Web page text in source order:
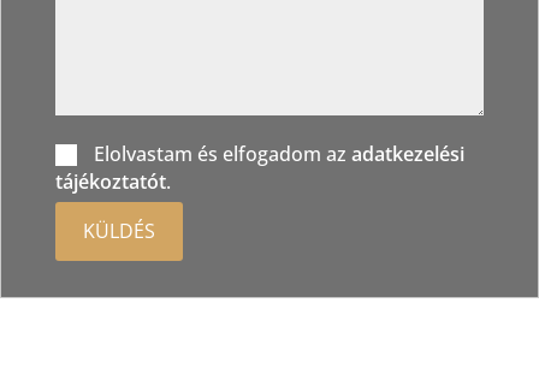
Elolvastam és elfogadom az adatkezelési
tájékoztatót.
KÜLDÉS